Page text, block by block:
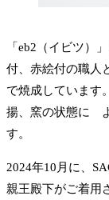
「eb2（イビツ）
付、赤絵付の職人
で焼成しています
揚、窯の状態に
す。
2024年10月に、
親王殿下がご着用